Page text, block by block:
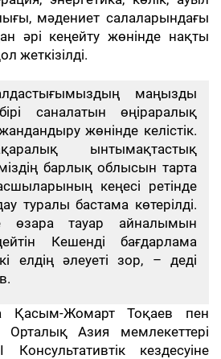
мәдениет салаларындағы
әрі кеңейту жөнінде нақты
жеткізілді.
маңызды
саналатын өңіраралық
жөнінде келістік.
ынтымақтастық
барлық облысын тарта
кеңесі ретінде
туралы бастама көтерілді.
өзара тауар айналымын
Кешенді бағдарлама
елдің әлеуеті зор, – деді
Қасым-Жомарт Тоқаев пен
Азия мемлекеттері
кездесуіне